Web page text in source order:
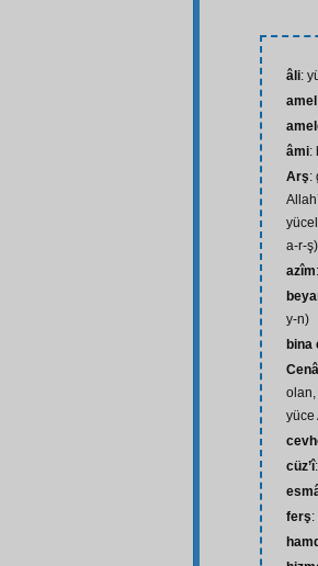
âli:
amel
âmi:
Arş:
a-r-ş)
azîm
y-n)
bina
olan,
yüce
cüz’î
ferş